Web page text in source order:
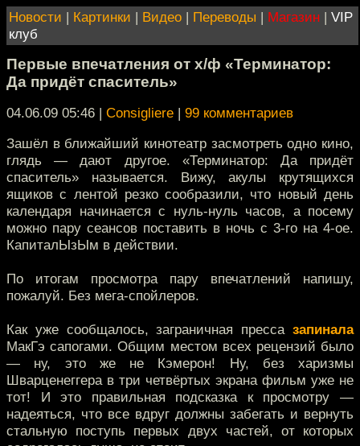
Новости | Картинки | Видео | Переводы | Магазин | VIP
клуб
Первые впечатления от х/ф «Терминатор:
Да придёт спаситель»
04.06.09 05:46 | Consigliere | 99 комментариев
Зашёл в ближайший кинотеатр засмотреть одно кино,
глядь — дают другое. «Терминатор: Да придёт
спаситель» называется. Вижу, акулы крутящихся
ящиков с лентой резко сообразили, что новый день
календаря начинается с нуль-нуль часов, а посему
можно пару сеансов поставить в ночь с 3-го на 4-ое.
КапиталЫзЫм в действии.
По итогам просмотра пару впечатлений напишу,
пожалуй. Без мега-спойлеров.
Как уже сообщалось, заграничная пресса запинала
МакГэ сапогами. Общим местом всех рецензий было
— ну, это же не Кэмерон! Ну, без харизмы
Шварценеггера в три четвёртых экрана фильм уже не
тот! И это правильная подсказка к просмотру —
надеяться, что все вдруг должны забегать и вернуть
стальную поступь первых двух частей, от которых